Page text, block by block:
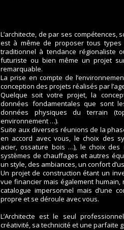
L’architecte, de par ses
est à même de proposer tous
traditionnel à tendance régionaliste
futuriste ou bien même un projet
remarquable.
La prise en compte de
conception des projets réalisés par
Quelque soit votre projet, la
données fondamentales que sont
données physiques du terrain
environnement …).
Suite aux diverses réunions de la
en accord avec vous, le choix des
acier, ossature bois …), le choix des
systèmes de chauffages et autres
un style, des ambiances, un confort
Un projet de construction étant un
vue financier mais également humain,
catalogue impersonnel mais d’une
propre et se déroule avec vous.
L’Architecte est le seul
créativité, sa technicité et une parfaite